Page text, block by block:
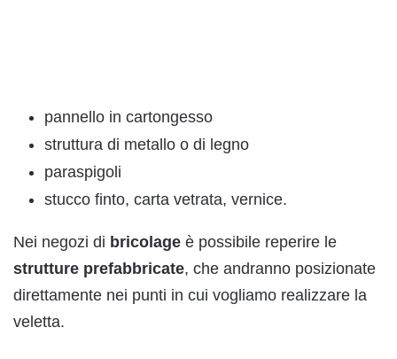
pannello in cartongesso
struttura di metallo o di legno
paraspigoli
stucco finto, carta vetrata, vernice.
Nei negozi di bricolage è possibile reperire le
strutture prefabbricate, che andranno posizionate
direttamente nei punti in cui vogliamo realizzare la
veletta.